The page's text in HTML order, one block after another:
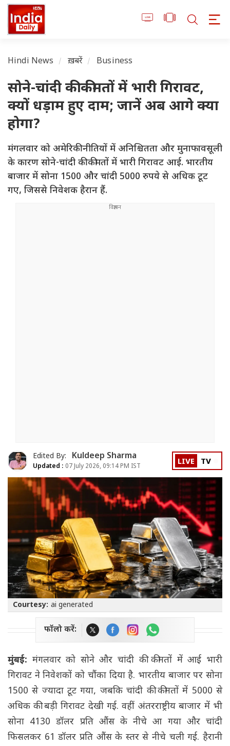
Hindi News ख़बरें Business
सोने-चांदी की कीमतों में भारी गिरावट,
क्यों धड़ाम हुए दाम; जानें अब आगे क्या
होगा?
मंगलवार को अमेरिकी नीतियों में अनिश्चितता और मुनाफावसूली
के कारण सोने-चांदी की कीमतों में भारी गिरावट आई. भारतीय
बाजार में सोना 1500 और चांदी 5000 रुपये से अधिक टूट
गए, जिससे निवेशक हैरान हैं.
Edited By: Kuldeep Sharma
Updated : 07 July 2026, 09:14 PM IST LIVE TV
Courtesy: ai generated
फॉलो करें:
मुंबई: मंगलवार को सोने और चांदी की कीमतों में आई भारी
गिरावट ने निवेशकों को चौंका दिया है. भारतीय बाजार पर सोना
1500 से ज्यादा टूट गया, जबकि चांदी की कीमतों में 5000 से
अधिक की बड़ी गिरावट देखी गई. वहीं अंतरराष्ट्रीय बाजार में भी
सोना 4130 डॉलर प्रति औंस के नीचे आ गया और चांदी
फिसलकर 61 डॉलर प्रति औंस के स्तर से नीचे चली गई. हैरानी